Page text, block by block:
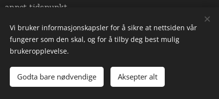
annet tidspunkt.
Adressen er:
Sankt Mikaels veg 283
2324 Vang på Hedmarken
(Aalerud Stall - nede ved ridebanen)
Vi bruker informasjonskapsler for å sikre at nettsiden vår
fungerer som den skal, og for å tilby deg best mulig
brukeropplevelse.
Godta bare nødvendige Aksepter alt